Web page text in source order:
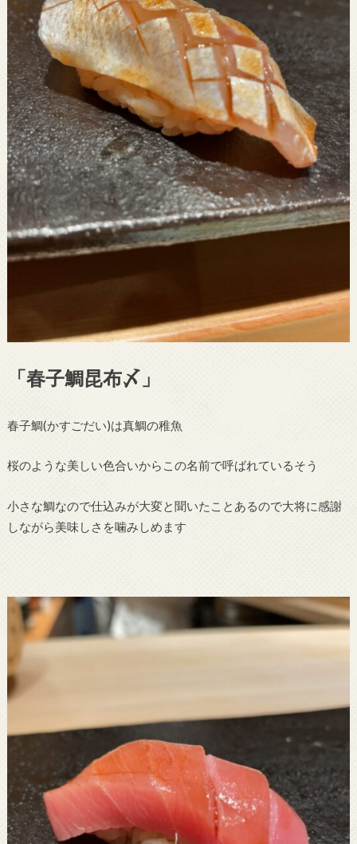
「春子鯛昆布〆」
春子鯛(かすごだい)は真鯛の稚魚
桜のような美しい色合いからこの名前で呼ばれているそう
小さな鯛なので仕込みが大変と聞いたことあるので大将に感謝
しながら美味しさを噛みしめます